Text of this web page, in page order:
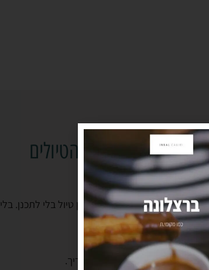
איך אני מתכננת את הטיולים
שלי?
מדריך יעיל שכתבתי על איך לתכנן טיול בלי לתכנן. בלי
אקסל! בלי טבלאות!
רוצים לקרוא?
השאירו מייל ואשלח לכם את המדריך.